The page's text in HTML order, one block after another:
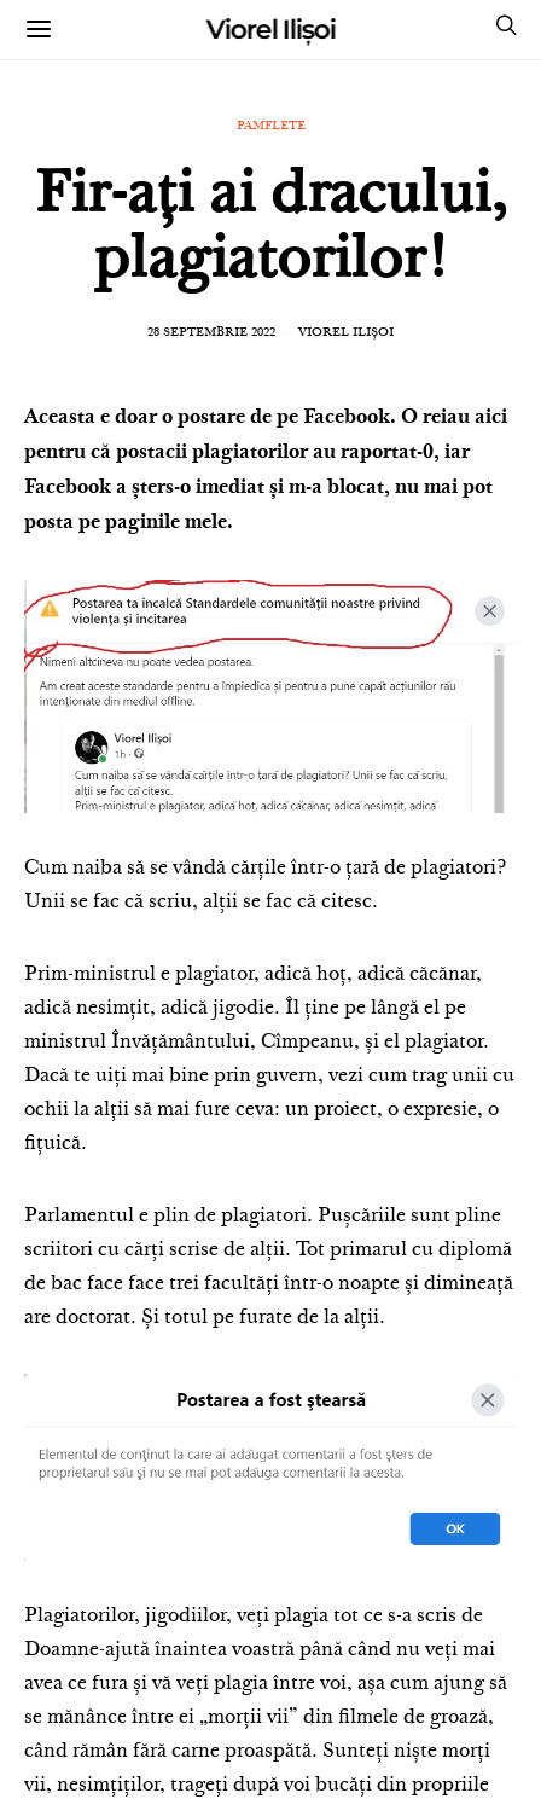
Viorel Ilișoi
PAMFLETE
Fir-ați ai dracului,
plagiatorilor!
28 SEPTEMBRIE 2022 VIOREL ILIȘOI
Aceasta e doar o postare de pe Facebook. O reiau aici
pentru că postacii plagiatorilor au raportat-0, iar
Facebook a șters-o imediat și m-a blocat, nu mai pot
posta pe paginile mele.
Cum naiba să se vândă cărțile într-o țară de plagiatori?
Unii se fac că scriu, alții se fac că citesc.
Prim-ministrul e plagiator, adică hoț, adică căcănar,
adică nesimțit, adică jigodie. Îl ține pe lângă el pe
ministrul Învățământului, Cîmpeanu, și el plagiator.
Dacă te uiți mai bine prin guvern, vezi cum trag unii cu
ochii la alții să mai fure ceva: un proiect, o expresie, o
fițuică.
Parlamentul e plin de plagiatori. Pușcăriile sunt pline
scriitori cu cărți scrise de alții. Tot primarul cu diplomă
de bac face face trei facultăți într-o noapte și dimineață
are doctorat. Și totul pe furate de la alții.
Plagiatorilor, jigodiilor, veți plagia tot ce s-a scris de
Doamne-ajută înaintea voastră până când nu veți mai
avea ce fura și vă veți plagia între voi, așa cum ajung să
se mănânce între ei „morții vii” din filmele de groază,
când rămân fără carne proaspătă. Sunteți niște morți
vii, nesimțiților, trageți după voi bucăți din propriile
CUMPĂRĂ CĂRȚILE MELE CU AUTOGRAF